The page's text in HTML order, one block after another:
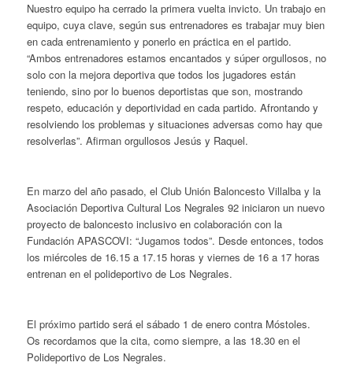
Nuestro equipo ha cerrado la primera vuelta invicto. Un trabajo en
equipo, cuya clave, según sus entrenadores es trabajar muy bien
en cada entrenamiento y ponerlo en práctica en el partido.
“Ambos entrenadores estamos encantados y súper orgullosos, no
solo con la mejora deportiva que todos los jugadores están
teniendo, sino por lo buenos deportistas que son, mostrando
respeto, educación y deportividad en cada partido. Afrontando y
resolviendo los problemas y situaciones adversas como hay que
resolverlas”. Afirman orgullosos Jesús y Raquel.
En marzo del año pasado, el Club Unión Baloncesto Villalba y la
Asociación Deportiva Cultural Los Negrales 92 iniciaron un nuevo
proyecto de baloncesto inclusivo en colaboración con la
Fundación APASCOVI: “Jugamos todos”. Desde entonces, todos
los miércoles de 16.15 a 17.15 horas y viernes de 16 a 17 horas
entrenan en el polideportivo de Los Negrales.
El próximo partido será el sábado 1 de enero contra Móstoles.
Os recordamos que la cita, como siempre, a las 18.30 en el
Polideportivo de Los Negrales.